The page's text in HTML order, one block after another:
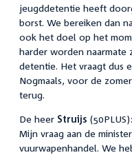
jeugddetentie heeft
borst. We bereiken dan
ook het doel op het
harder worden
detentie. Het vraagt dus
Nogmaals, voor de
terug.
De heer Struijs (50PLUS):
Mijn vraag aan de
vuurwapenhandel. We